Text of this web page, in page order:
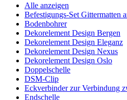
Alle anzeigen
Befestigungs-Set Gittermatten
Bodenbohrer
Dekorelement Design Bergen
Dekorelement Design Eleganz
Dekorelement Design Nexus
Dekorelement Design Oslo
Doppelschelle
DSM-Clip
Eckverbinder zur Verbindung
Endschelle